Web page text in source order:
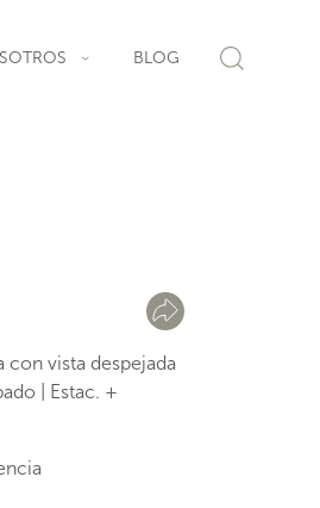
BLOG
con vista despejada
| Estac. +